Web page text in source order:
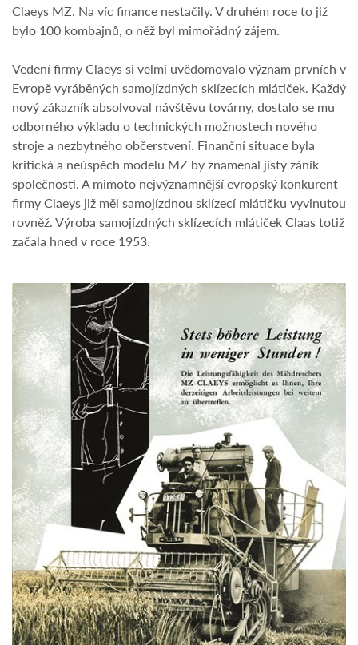
Claeys MZ. Na víc finance nestačily. V druhém roce to již
bylo 100 kombajnů, o něž byl mimořádný zájem.
Vedení firmy Claeys si velmi uvědomovalo význam prvních v
Evropě vyráběných samojízdných sklízecích mlátiček. Každý
nový zákazník absolvoval návštěvu továrny, dostalo se mu
odborného výkladu o technických možnostech nového
stroje a nezbytného občerstvení. Finanční situace byla
kritická a neúspěch modelu MZ by znamenal jistý zánik
společnosti. A mimoto nejvýznamnější evropský konkurent
firmy Claeys již měl samojízdnou sklízecí mlátičku vyvinutou
rovněž. Výroba samojízdných sklízecích mlátiček Claas totiž
začala hned v roce 1953.